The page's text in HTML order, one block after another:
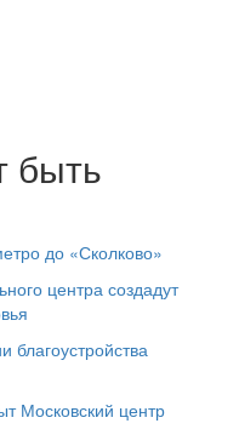
быть
до «Сколково»
центра создадут
Московский центр